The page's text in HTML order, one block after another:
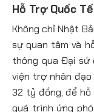
Hỗ Trợ Quốc
Không chỉ Nhật
sự quan tâm và
thông qua Đại sứ
viện trợ nhân
32 tỷ đồng, để
quá trình ứng